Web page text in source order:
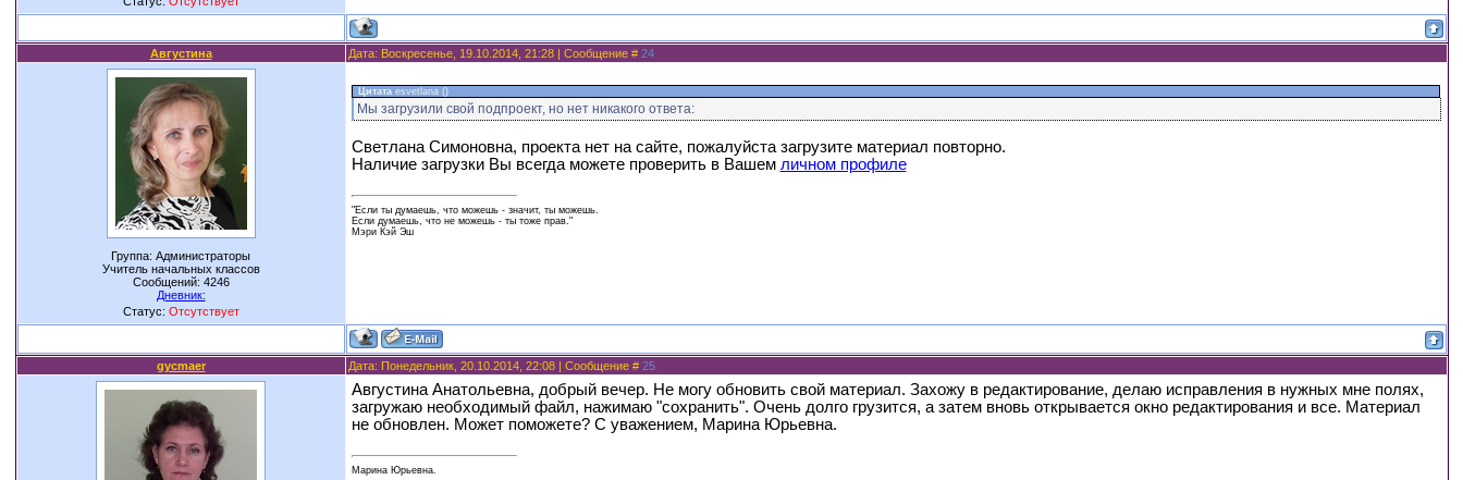
Августина Дата: Воскресенье, 19.10.2014, 21:28 | Сообщение # 24
Группа: Администраторы
Учитель начальных классов
Сообщений: 4246
Дневник:
Статус: Отсутствует
Цитата esvetlana()
Мы загрузили свой подпроект, но нет никакого ответа:
Светлана Симоновна, проекта нет на сайте, пожалуйста загрузите материал повторно.
Наличие загрузки Вы всегда можете проверить в Вашем личном профиле
"Если ты думаешь, что можешь - значит, ты можешь.
Если думаешь, что не можешь - ты тоже прав."
Мэри Кэй Эш
gycmaer Дата: Понедельник, 20.10.2014, 22:08 | Сообщение # 25
Августина Анатольевна, добрый вечер. Не могу обновить свой материал. Захожу в редактирование, делаю исправления в нужных мне полях,
загружаю необходимый файл, нажимаю "сохранить". Очень долго грузится, а затем вновь открывается окно редактирования и все. Материал
не обновлен. Может поможете? С уважением, Марина Юрьевна.
Марина Юрьевна.